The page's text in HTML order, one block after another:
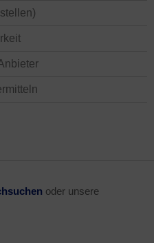
oder unsere